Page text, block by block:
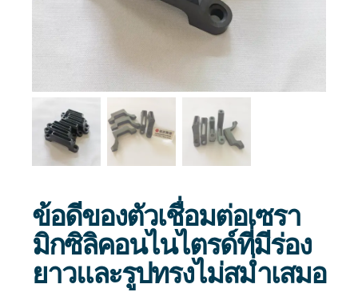
ข้อดีของตัวเชื่อมต่อเซรา
มิกซิลิคอนไนไตรด์ที่มีร่อง
ยาวและรูปทรงไม่สม่ำเสมอ